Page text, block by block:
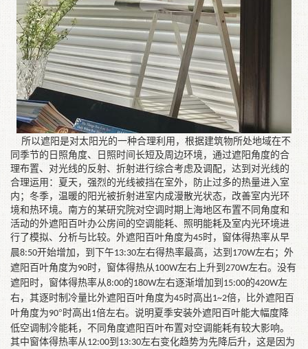
所以遮阳是对太阳光的一种合理利用，根据建筑物所处地域在不
同季节的日照角度、日照时间长短及周边环境，通过遮阳角度的合
理布置、对光线的反射、折射进行综合考虑及调配，达到对光线的
合理运用：夏天，强烈的光线被挡在室外，防止过多的热量进入室
内；冬季，温暖的阳光被折射进室内成漫散光状态，改善室内光环
境和热环境。南方的某研究院对空调时期上海地区布置不同角度和
活动的外遮阳百叶办公房间的空调能耗、照明能耗及室内光环境进
行了模拟、分析与比较。外遮阳百叶角度为45时，窗体得热率从早
晨8:50开始增加，到下午13:30左右得热率最高，达到 170W左右；外
遮阳百叶角度为90时，窗体得热从100W左右上升到 270W左右。没有
遮阳时，窗体得热率从8:00的180W左右逐渐增加到 15:00的420W左
右，其逐时制冷量比外遮阳百叶角度为45时高出1~2倍，比外遮阳百
叶角度为90°时高出1倍左右。说明夏季安装外遮阳百叶能大幅度降
低空调制冷能耗，不同角度遮阳百叶布置对空调能耗有较大影响。
其中窗体得热率从12:00到 13:30左右变化趋势为先降后升，这是因为